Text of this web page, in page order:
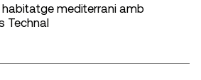
habitatge mediterrani amb
Technal